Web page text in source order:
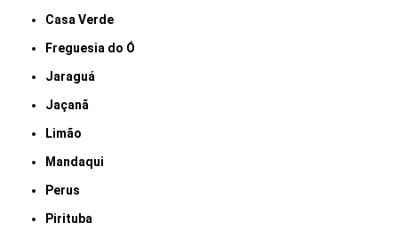
Casa Verde
Freguesia do Ó
Jaraguá
Jaçanã
Limão
Mandaqui
Perus
Pirituba